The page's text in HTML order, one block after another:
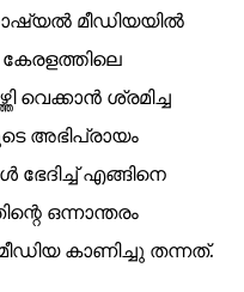
മീഡിയയിൽ
വെക്കാൻ ശ്രമിച്ച
അഭിപ്രായം
എങ്ങിനെ
ഒന്നാന്തരം
കാണിച്ചു തന്നത്.